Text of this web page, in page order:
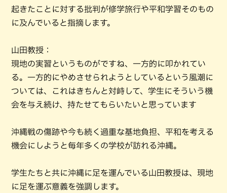
起きたことに対する批判が修学旅行や平和学習そのもの
に及んでいると指摘します。
山田教授：
現地の実習というものがですね、一方的に叩かれてい
る。一方的にやめさせられようとしているという風潮に
ついては、これはきちんと対峙して、学生にそういう機
会を与え続け、持たせてもらいたいと思っています
沖縄戦の傷跡や今も続く過重な基地負担、平和を考える
機会にしようと毎年多くの学校が訪れる沖縄。
学生たちと共に沖縄に足を運んでいる山田教授は、現地
に足を運ぶ意義を強調します。